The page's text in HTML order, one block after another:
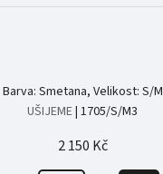
Barva: Smetana, Velikost: S/M
UŠIJEME| 1705/S/M3
2 150 Kč